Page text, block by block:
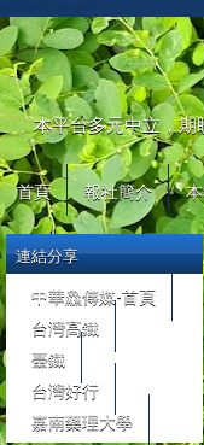
本平台多元中立，
首頁 報社簡介
連結分享
中華鱻傳媒-首頁
台灣高鐵
臺鐵
台灣好行
嘉南藥理大學